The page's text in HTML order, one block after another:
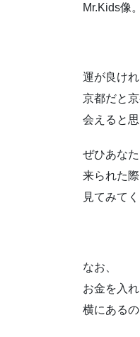
Mr.Kids像。
運が良け
京都だと
会えると思
ぜひあな
来られた
見てみて
なお、
お金を入
横にあるの